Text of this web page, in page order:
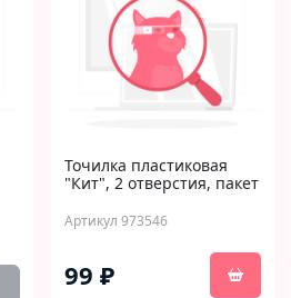
Точилка пластиковая
"Кит", 2 отверстия, пакет
Артикул 973546
99 ₽